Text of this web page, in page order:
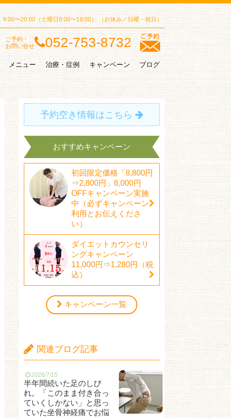
9:00〜20:00（土曜日9:00〜18:00） （お休み／日曜・祝日）
ご予約・
お問い合せ
052-753-8732
メニュー 治療・症例 キャンペーン ブログ
予約空き情報はこちら
おすすめキャンペーン
初回限定価格「8,800円
⇒2,800円」6,000円
OFFキャンペーン実施
中（必ずキャンペーン
利用とお伝えくださ
い）
ダイエットカウンセリ
ングキャンペーン
11,000円⇒1,280円（税
込）
キャンペーン一覧
関連ブログ記事
2026/7/15
半年間続いた足のしび
れ。「このまま付き合っ
ていくしかない」と思っ
ていた坐骨神経痛でお悩